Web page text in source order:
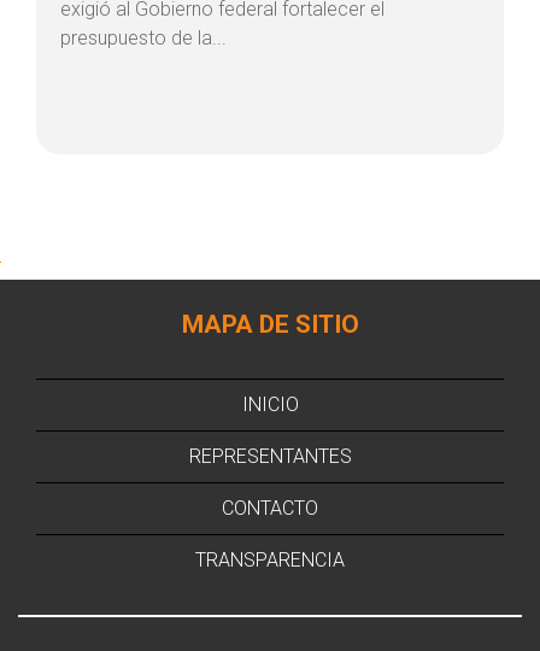
exigió al Gobierno federal fortalecer el
presupuesto de la...
MAPA DE SITIO
INICIO
REPRESENTANTES
CONTACTO
TRANSPARENCIA